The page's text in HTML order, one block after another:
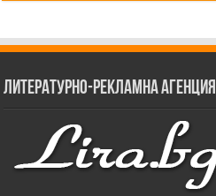
Литературно-рекламна агенция